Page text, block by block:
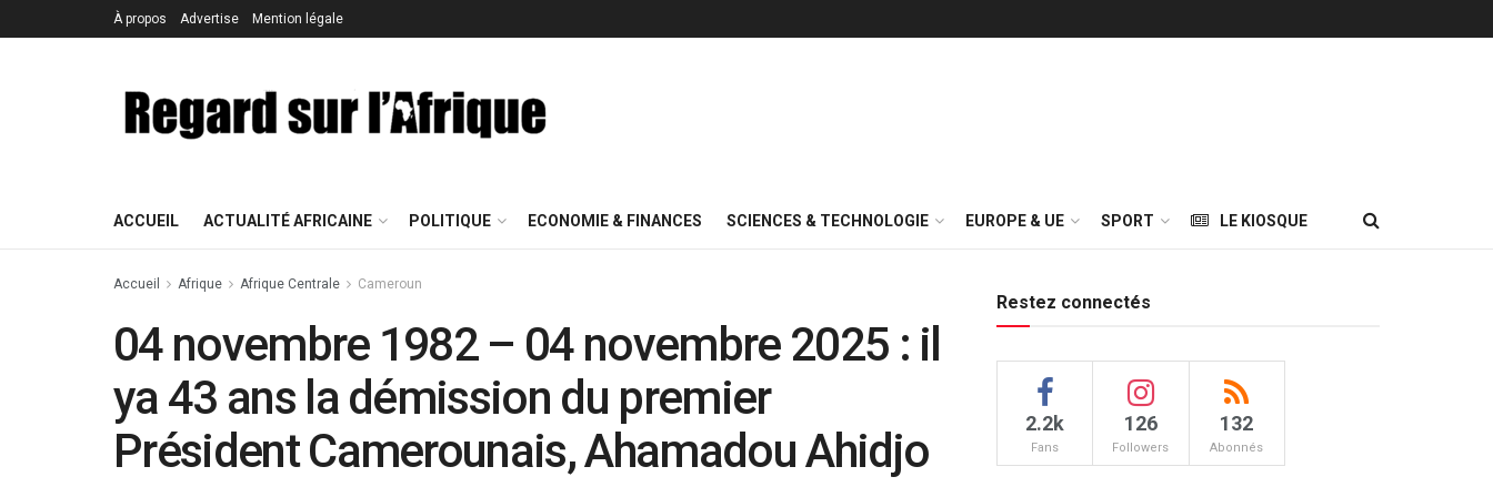
À propos Advertise Mention légale
ACCUEIL ACTUALITÉ AFRICAINE POLITIQUE ECONOMIE & FINANCES SCIENCES & TECHNOLOGIE EUROPE & UE SPORT LE KIOSQUE
Accueil Afrique Afrique Centrale Cameroun
04 novembre 1982 – 04 novembre 2025 : il
ya 43 ans la démission du premier
Président Camerounais, Ahamadou Ahidjo
Restez connectés
2.2k
Fans
126
Followers
132
Abonnés